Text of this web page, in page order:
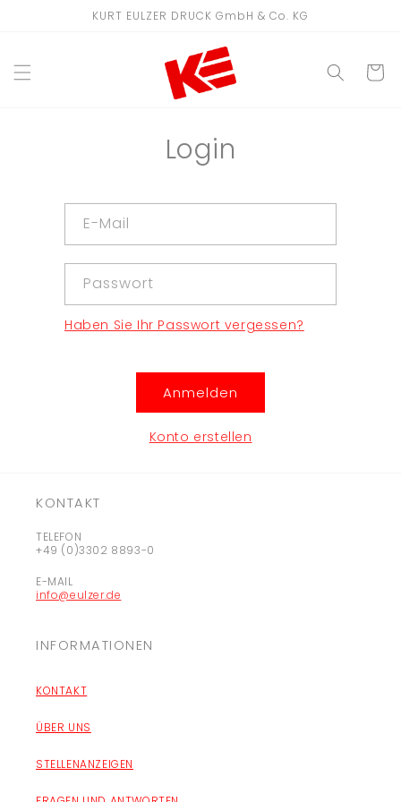
KURT EULZER DRUCK GmbH & Co. KG
Login
E-Mail
Passwort
Haben Sie Ihr Passwort vergessen?
Anmelden
Konto erstellen
KONTAKT
TELEFON
+49 (0)3302 8893-0
E-MAIL
info@eulzer.de
INFORMATIONEN
KONTAKT
ÜBER UNS
STELLENANZEIGEN